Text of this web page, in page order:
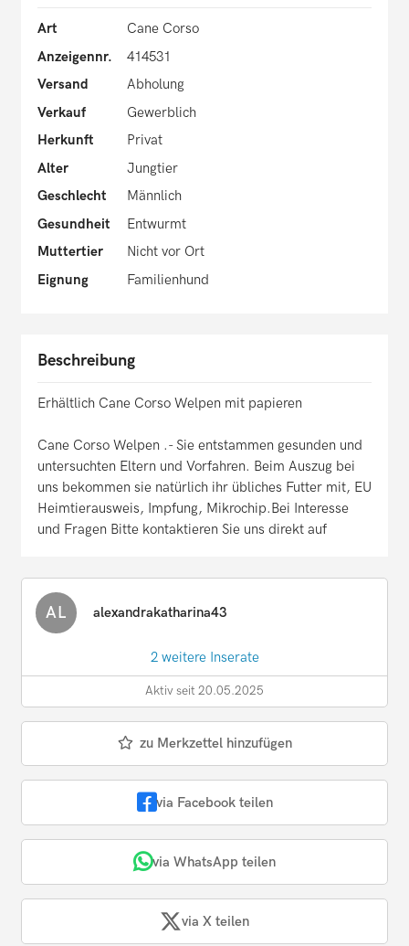
Art
Cane Corso
Anzeigennr.
414531
Versand
Abholung
Verkauf
Gewerblich
Herkunft
Privat
Alter
Jungtier
Geschlecht
Männlich
Gesundheit
Entwurmt
Muttertier
Nicht vor Ort
Eignung
Familienhund
Beschreibung
Erhältlich Cane Corso Welpen mit papieren
Cane Corso Welpen .- Sie entstammen gesunden und
untersuchten Eltern und Vorfahren. Beim Auszug bei
uns bekommen sie natürlich ihr übliches Futter mit, EU
Heimtierausweis, Impfung, Mikrochip.Bei Interesse
und Fragen Bitte kontaktieren Sie uns direkt auf
AL alexandrakatharina43
2 weitere Inserate
Aktiv seit 20.05.2025
zu Merkzettel hinzufügen
via Facebook teilen
via WhatsApp teilen
via X teilen